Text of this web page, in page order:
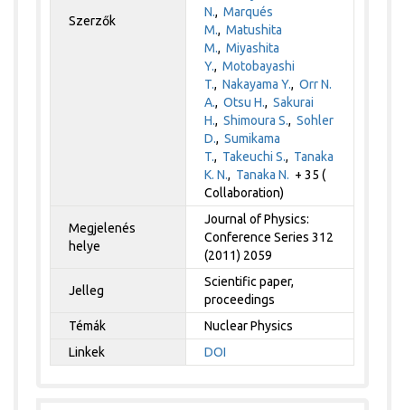
Szerzők
N.,Marqués
M.,Matushita
M.,Miyashita
Y.,Motobayashi
T.,Nakayama Y.,Orr N.
A.,Otsu H.,Sakurai
H.,Shimoura S.,Sohler
D.,Sumikama
T., Takeuchi S., Tanaka
K. N., Tanaka N. + 35 (
Collaboration)
Megjelenés
helye
Journal of Physics:
Conference Series 312
(2011) 2059
Jelleg
Scientific paper,
proceedings
Témák
Nuclear Physics
Linkek
DOI